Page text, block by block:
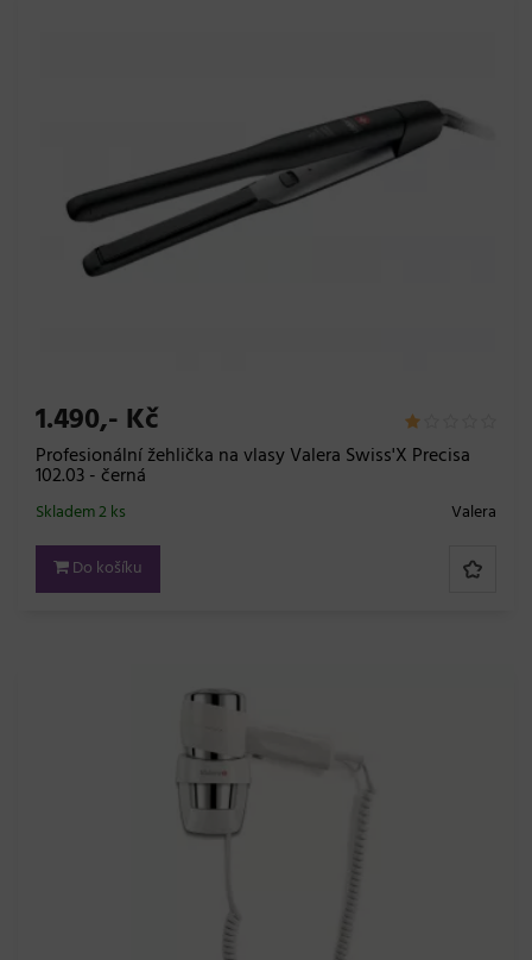
1.490,- Kč
Profesionální žehlička na vlasy Valera Swiss'X Precisa
102.03 - černá
Valera
Skladem 2 ks
Do košíku